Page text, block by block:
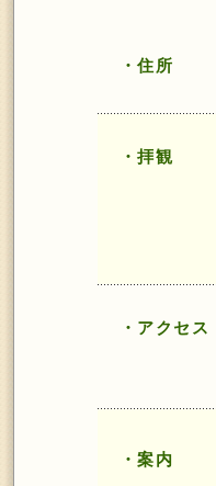
・住所
・拝観
・アクセス
・案内